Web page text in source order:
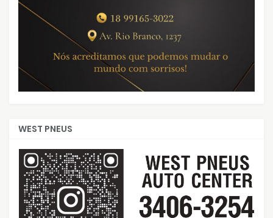
WEST PNEUS